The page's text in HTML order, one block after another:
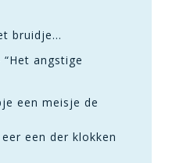
bruidje…
angstige
een meisje de
een der klokken